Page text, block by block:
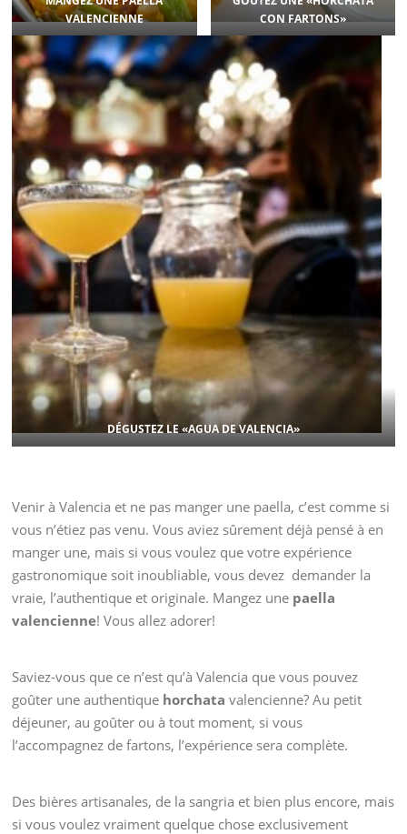
VALENCIENNE
CON FARTONS»
DÉGUSTEZLE «AGUA DE VALENCIA»
Venir à Valencia et ne pas manger une paella, c’est comme si
vous n’étiez pas venu. Vous aviez sûrement déjà pensé à en
manger une, mais si vous voulez que votre expérience
gastronomique soit inoubliable, vous devez demander la
vraie, l’authentique et originale. Mangez une paella
valencienne! Vous allez adorer!
Saviez-vous que ce n’est qu’à Valencia que vous pouvez
goûter une authentique horchata valencienne? Au petit
déjeuner, au goûter ou à tout moment, si vous
l’accompagnez de fartons, l’expérience sera complète.
Des bières artisanales, de la sangria et bien plus encore, mais
si vous voulez vraiment quelque chose exclusivement